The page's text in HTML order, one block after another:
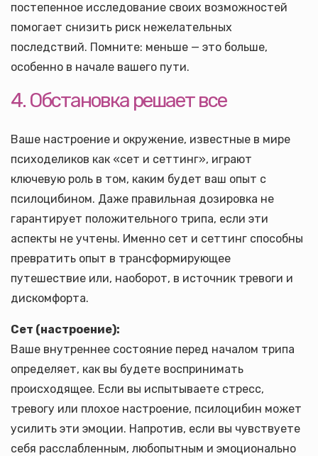
постепенное исследование своих возможностей
помогает снизить риск нежелательных
последствий. Помните: меньше — это больше,
особенно в начале вашего пути.
4. Обстановка решает все
Ваше настроение и окружение, известные в мире
психоделиков как «сет и сеттинг», играют
ключевую роль в том, каким будет ваш опыт с
псилоцибином. Даже правильная дозировка не
гарантирует положительного трипа, если эти
аспекты не учтены. Именно сет и сеттинг способны
превратить опыт в трансформирующее
путешествие или, наоборот, в источник тревоги и
дискомфорта.
Сет (настроение):
Ваше внутреннее состояние перед началом трипа
определяет, как вы будете воспринимать
происходящее. Если вы испытываете стресс,
тревогу или плохое настроение, псилоцибин может
усилить эти эмоции. Напротив, если вы чувствуете
себя расслабленным, любопытным и эмоционально